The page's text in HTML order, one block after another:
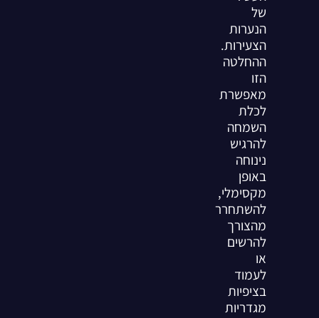
של
הנערות
הצעירות.
ההחלטה
הזו
מאפשרת
לכלת
השמחה
להרגיש
נינוחה
באופן
מקסימלי,
להשתחרר
מהצורך
להרשים
או
לעמוד
בציפיות
מגדריות